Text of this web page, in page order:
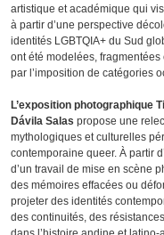
artistique et académique qui
à partir d’une perspective
identités LGBTQIA+ du Sud
ont été modelées,
par l’imposition de catégories
L’exposition photographique
Dávila Salas propose une
mythologiques et culturelles
contemporaine queer. À partir
d’un travail de mise en scène
des mémoires effacées ou
projeter des identités
des continuités, des